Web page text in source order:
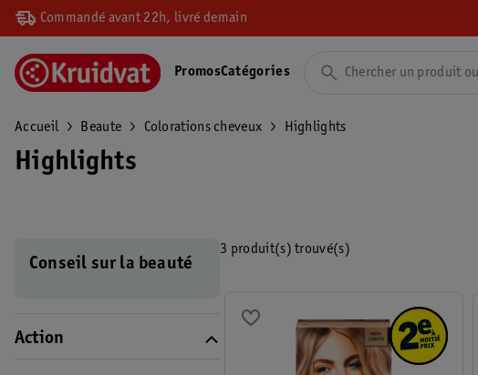
Commandé avant 22h, livré demain
PromosCatégories
Accueil Beaute Colorations cheveux Highlights
Highlights
Conseil sur la beauté
Action
3 produit(s) trouvé(s)